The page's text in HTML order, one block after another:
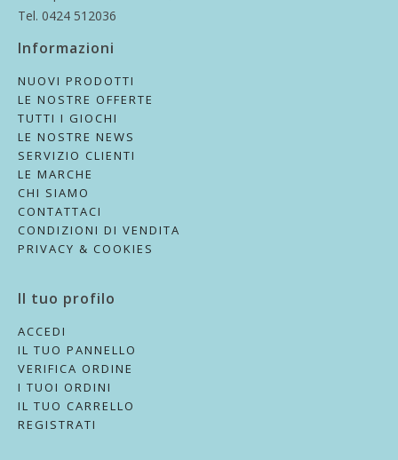
Tel. 0424 512036
Informazioni
NUOVI PRODOTTI
LE NOSTRE OFFERTE
TUTTI I GIOCHI
LE NOSTRE NEWS
SERVIZIO CLIENTI
LE MARCHE
CHI SIAMO
CONTATTACI
CONDIZIONI DI VENDITA
PRIVACY & COOKIES
Il tuo profilo
ACCEDI
IL TUO PANNELLO
VERIFICA ORDINE
I TUOI ORDINI
IL TUO CARRELLO
REGISTRATI